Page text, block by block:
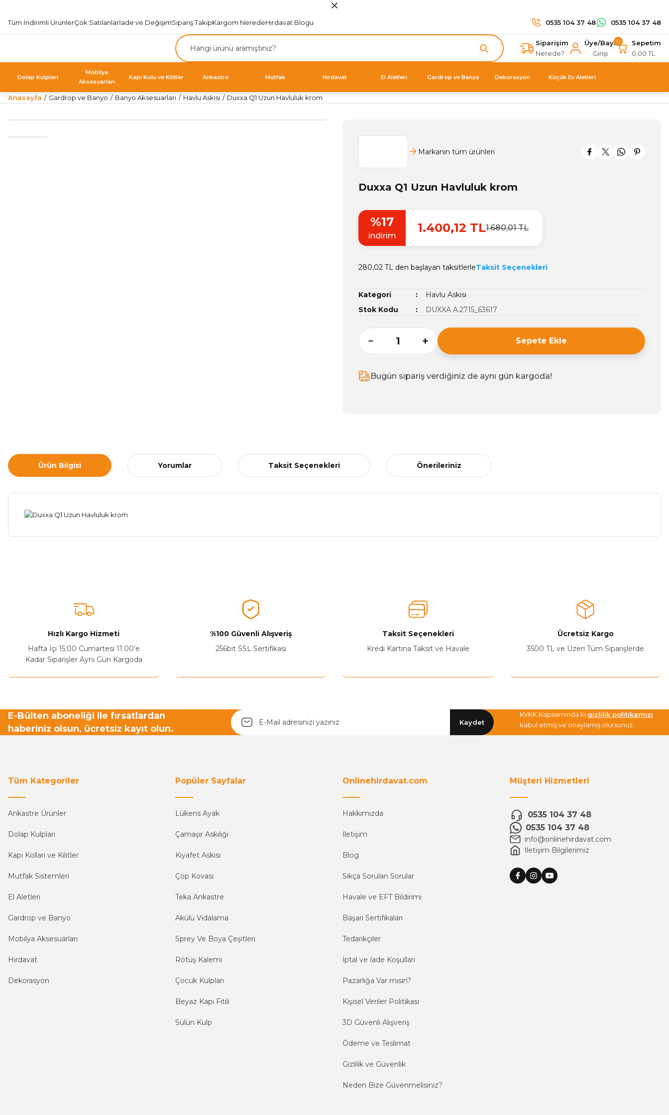
Tüm İndirimli ÜrünlerÇok Satılanlarİade ve DeğişimSipariş TakipKargom NeredeHırdavat Blogu 0535 104 37 48 0535 104 37 48
Siparişim
Nerede?
Üye/Bayi
Girişi
0
Sepetim
0,00 TL
Dolap Kulpları
Mobilya
Aksesuarları
Kapı Kolu ve Kilitler Ankastre Mutfak Hırdavat El Aletleri Gardrop ve Banyo Dekorasyon Küçük Ev Aletleri
Anasayfa Gardrop ve Banyo Banyo Aksesuarları Havlu Askısı Duxxa Q1 Uzun Havluluk krom
Markanın tüm ürünleri
Duxxa Q1 Uzun Havluluk krom
%17
indirim
1.400,12 TL1.680,01 TL
280,02 TL den başlayan taksitlerleTaksit Seçenekleri
Kategori
Havlu Askısı
Stok Kodu
DUXXA A.2715_63617
Sepete Ekle
Bugün sipariş verdiğiniz de aynı gün kargoda!
Ürün Bilgisi Yorumlar Taksit Seçenekleri Önerileriniz
Ürün açıklamasında eksik bilgiler bulunuyor.
Bu ürüne benzer farklı alternatifler olmalı.
Yetkiliye Gönder
Hızlı Kargo Hizmeti
Hafta İçi 15:00 Cumartesi 11.00'e
Kadar Siparişler Aynı Gün Kargoda
%100 Güvenli Alışveriş
256bit SSL Sertifikası
Taksit Seçenekleri
Kredi Kartına Taksit ve Havale
Ücretsiz Kargo
3500 TL ve Üzeri Tüm Siparişlerde
E-Bülten aboneliği ile fırsatlardan
haberiniz olsun, ücretsiz kayıt olun.
Kaydet
KVKK Kapsamında ki gizlilik politikamızı
kabul etmiş ve onaylamış olursunuz.
Tüm Kategoriler
Ankastre Ürünler
Dolap Kulpları
Kapı Kolları ve Kilitler
Mutfak Sistemleri
El Aletleri
Gardrop ve Banyo
Mobilya Aksesuarları
Hırdavat
Dekorasyon
Popüler Sayfalar
Lükens Ayak
Çamaşır Askılığı
Kıyafet Askısı
Çöp Kovası
Teka Ankastre
Akülü Vidalama
Sprey Ve Boya Çeşitleri
Rötüş Kalemi
Çocuk Kulpları
Beyaz Kapı Fitili
Sülün Kulp
Onlinehirdavat.com
Hakkımızda
İletişim
Blog
Sıkça Sorulan Sorular
Havale ve EFT Bildirimi
Başarı Sertifikaları
Tedarikçiler
İptal ve İade Koşulları
Pazarlığa Var mısın?
Kişisel Veriler Politikası
3D Güvenli Alışveriş
Ödeme ve Teslimat
Gizlilik ve Güvenlik
Neden Bize Güvenmelisiniz?
Müşteri Hizmetleri
0535 104 37 48
0535 104 37 48
info@onlinehirdavat.com
İletişim Bilgilerimiz